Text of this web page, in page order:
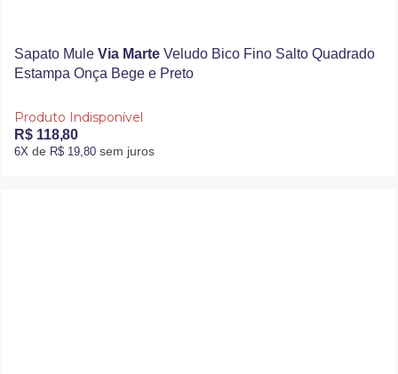
Sapato MuleVia Marte Veludo Bico Fino Salto Quadrado
Estampa Onça Bege e Preto
Produto Indisponível
R$ 118,80
6X de R$ 19,80 sem juros